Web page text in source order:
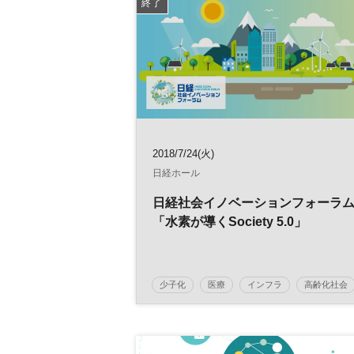
終了
2018/7/24(火)
日経ホール
日経社会イノベーションフォーラム
「水素が導くSociety 5.0」
少子化 医療 インフラ 高齢化社会
日経社会イノベーションフォーラム